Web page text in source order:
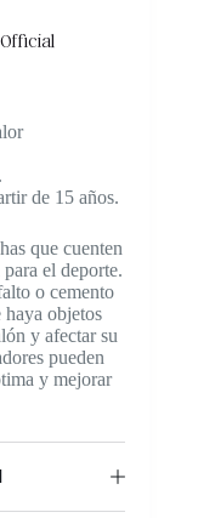
de 15 años.
que cuenten
el deporte.
o cemento
haya objetos
y afectar su
pueden
y mejorar